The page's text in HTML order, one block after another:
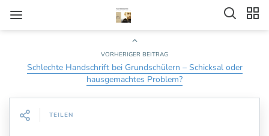
VORHERIGER BEITRAG
Schlechte Handschrift bei Grundschülern – Schicksal oder
hausgemachtes Problem?
TEILEN